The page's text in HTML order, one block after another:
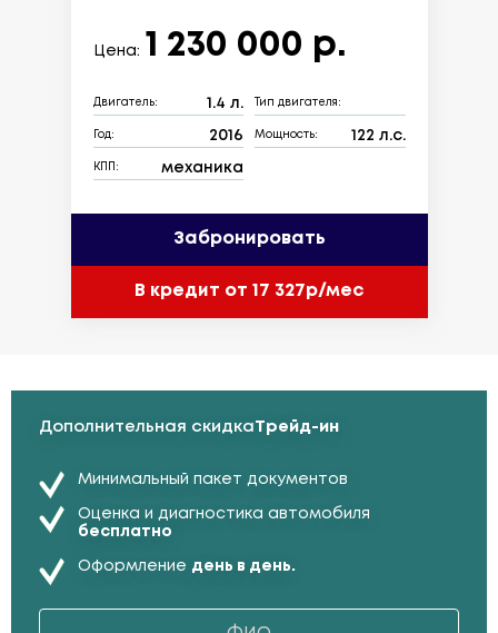
Цена: 1 230 000 р.
Двигатель: 1.4 л. Тип двигателя:
Год: 2016 Мощность: 122 л.с.
КПП: механика
Забронировать
В кредит от 17 327р/мес
Дополнительная скидкаТрейд-ин
Минимальный пакет документов
Оценка и диагностика автомобиля
бесплатно
Оформление день в день.